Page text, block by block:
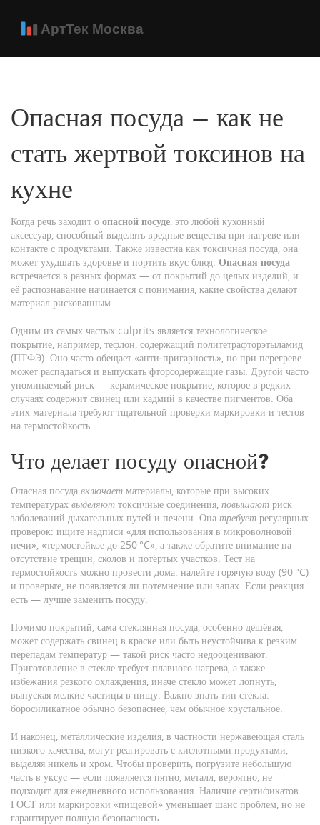
Опасная посуда — как не
стать жертвой токсинов на
кухне
Когда речь заходит о опасной посуде, это любой кухонный
аксессуар, способный выделять вредные вещества при нагреве или
контакте с продуктами. Также известна как токсичная посуда, она
может ухудшать здоровье и портить вкус блюд. Опасная посуда
встречается в разных формах — от покрытий до целых изделий, и
её распознавание начинается с понимания, какие свойства делают
материал рискованным.
Одним из самых частых culprits является техноло­гическое
покрытие, например, тефлон, содержащий политетрафторэтыламид
(ПТФЭ). Оно часто обещает «анти‑пригарность», но при перегреве
может распадаться и выпускать фторсодержащие газы. Другой часто
упоминаемый риск — керамическое покрытие, которое в редких
случаях содержит свинец или кадмий в качестве пигментов. Оба
этих материала требуют тщательной проверки маркировки и тестов
на термостойкость.
Что делает посуду опасной?
Опасная посуда включает материалы, которые при высоких
температурах выделяют токсичные соединения, повышают риск
заболеваний дыхательных путей и печени. Она требует регулярных
проверок: ищите надписи «для использования в микроволновой
печи», «термостойкое до 250 °C», а также обратите внимание на
отсутствие трещин, сколов и потёртых участков. Тест на
термостойкость можно провести дома: налейте горячую воду (90 °C)
и проверьте, не появляется ли потемнение или запах. Если реакция
есть — лучше заменить посуду.
Помимо покрытий, сама стеклянная посуда, особенно дешёвая,
может содержать свинец в краске или быть неустойчива к резким
перепадам температур — такой риск часто недооценивают.
Приготовление в стекле требует плавного нагрева, а также
избежания резкого охлаждения, иначе стекло может лопнуть,
выпуская мелкие частицы в пищу. Важно знать тип стекла:
боросиликатное обычно безопаснее, чем обычное хрустальное.
И наконец, металлические изделия, в частности нержавеющая сталь
низкого качества, могут реагировать с кислотными продуктами,
выделяя никель и хром. Чтобы проверить, погрузите небольшую
часть в уксус — если появляется пятно, металл, вероятно, не
подходит для ежедневного использования. Наличие сертификатов
ГОСТ или маркировки «пищевой» уменьшает шанс проблем, но не
гарантирует полную безопасность.